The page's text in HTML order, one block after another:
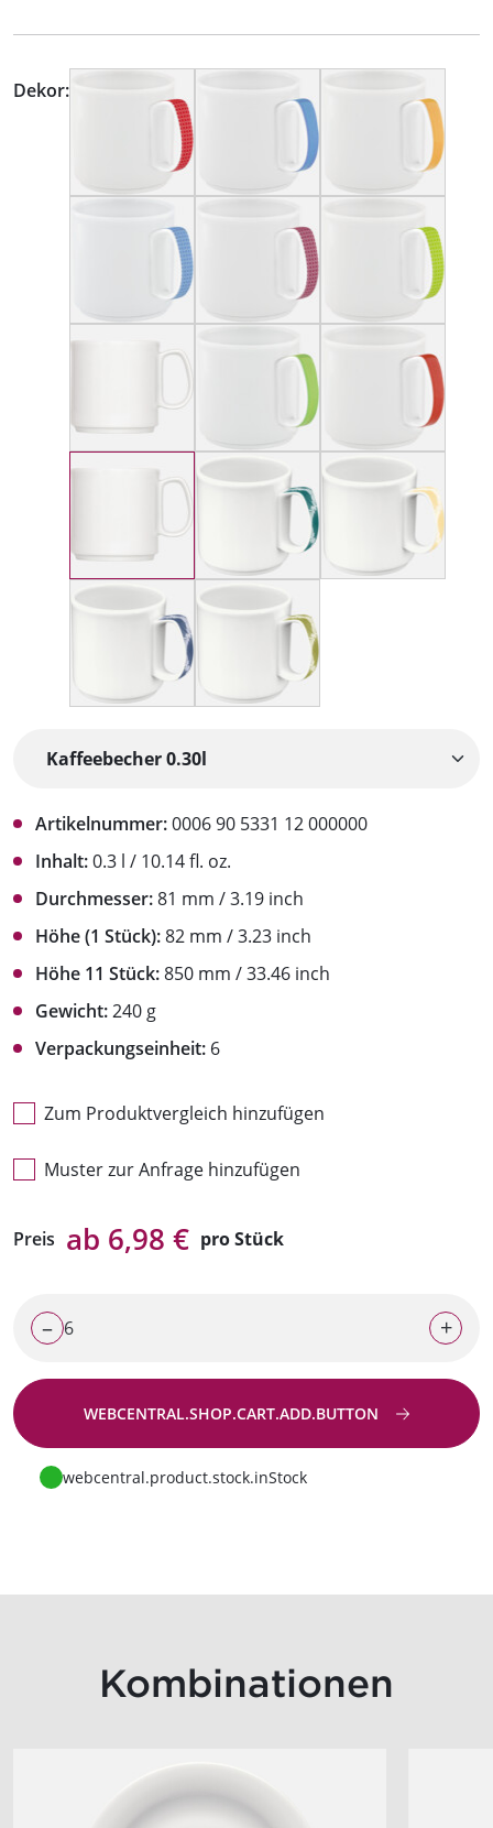
Dekor:
Artikelnummer:0006 90 5331 12 000000
Inhalt:0.3 l / 10.14 fl. oz.
Durchmesser:81 mm / 3.19 inch
Höhe (1 Stück):82 mm / 3.23 inch
Höhe 11 Stück:850 mm / 33.46 inch
Gewicht:240 g
Verpackungseinheit: 6
Zum Produktvergleich hinzufügen
Muster zur Anfrage hinzufügen
Preis ab 6,98 € pro Stück
– +
WEBCENTRAL.SHOP.CART.ADD.BUTTON
Zur Anfrage
webcentral.product.stock.inStock
Kombinationen